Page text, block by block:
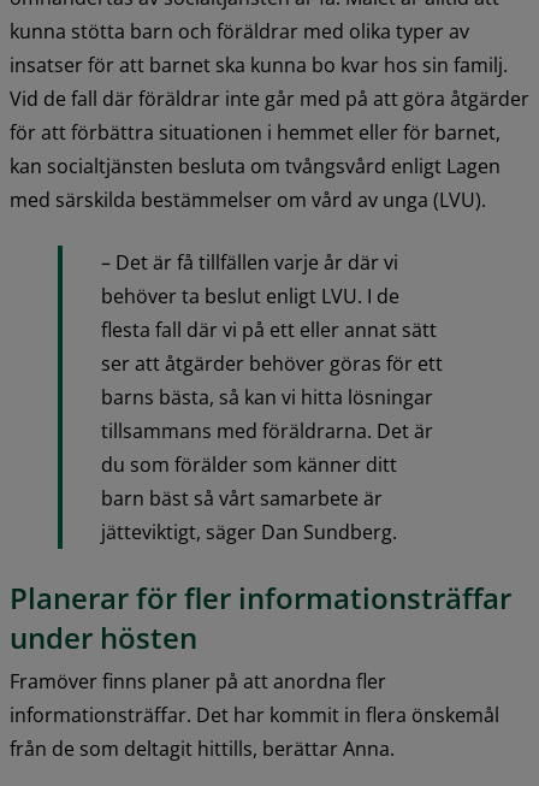
kunna stötta barn och föräldrar med olika typer av
insatser för att barnet ska kunna bo kvar hos sin familj.
Vid de fall där föräldrar inte går med på att göra åtgärder
för att förbättra situationen i hemmet eller för barnet,
kan socialtjänsten besluta om tvångsvård enligt Lagen
med särskilda bestämmelser om vård av unga (LVU).
– Det är få tillfällen varje år där vi
behöver ta beslut enligt LVU. I de
flesta fall där vi på ett eller annat sätt
ser att åtgärder behöver göras för ett
barns bästa, så kan vi hitta lösningar
tillsammans med föräldrarna. Det är
du som förälder som känner ditt
barn bäst så vårt samarbete är
jätteviktigt, säger Dan Sundberg.
Planerar för fler informationsträffar
under hösten
Framöver finns planer på att anordna fler
informationsträffar. Det har kommit in flera önskemål
från de som deltagit hittills, berättar Anna.